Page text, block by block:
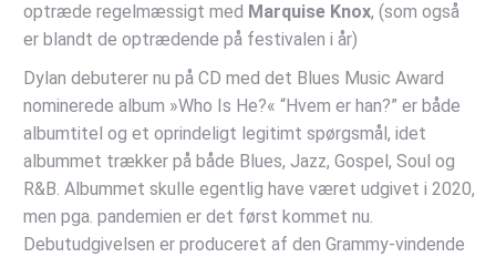
optræde regelmæssigt med Marquise Knox, (som også
er blandt de optrædende på festivalen i år)
Dylan debuterer nu på CD med det Blues Music Award
nominerede album »Who Is He?« “Hvem er han?” er både
albumtitel og et oprindeligt legitimt spørgsmål, idet
albummet trækker på både Blues, Jazz, Gospel, Soul og
R&B. Albummet skulle egentlig have været udgivet i 2020,
men pga. pandemien er det først kommet nu.
Debutudgivelsen er produceret af den Grammy-vindende